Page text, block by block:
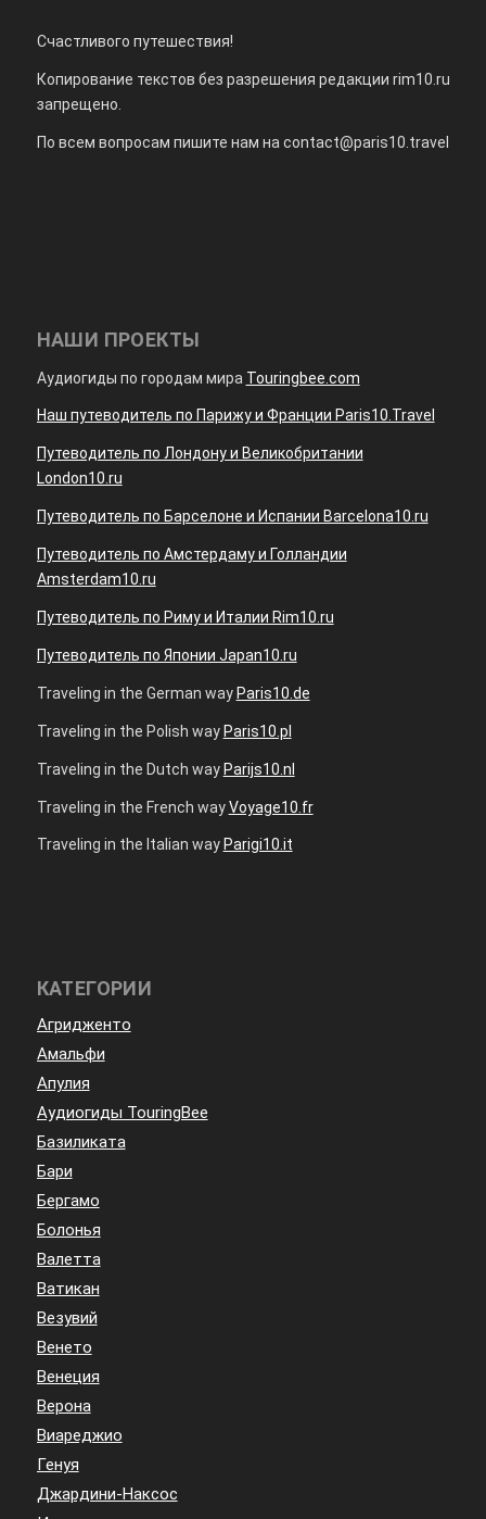
Счастливого путешествия!
Копирование текстов без разрешения редакции rim10.ru
запрещено.
По всем вопросам пишите нам на contact@paris10.travel
НАШИ ПРОЕКТЫ
Аудиогиды по городам мира Touringbee.com
Наш путеводитель по Парижу и Франции Paris10.Travel
Путеводитель по Лондону и Великобритании
London10.ru
Путеводитель по Барселоне и Испании Barcelona10.ru
Путеводитель по Амстердаму и Голландии
Amsterdam10.ru
Путеводитель по Риму и Италии Rim10.ru
Путеводитель по Японии Japan10.ru
Traveling in the German way Paris10.de
Traveling in the Polish way Paris10.pl
Traveling in the Dutch way Parijs10.nl
Traveling in the French wayVoyage10.fr
Traveling in the Italian way Parigi10.it
КАТЕГОРИИ
Агридженто
Амальфи
Апулия
Аудиогиды TouringBee
Базиликата
Бари
Бергамо
Болонья
Валетта
Ватикан
Везувий
Венето
Венеция
Верона
Виареджио
Генуя
Джардини-Наксос